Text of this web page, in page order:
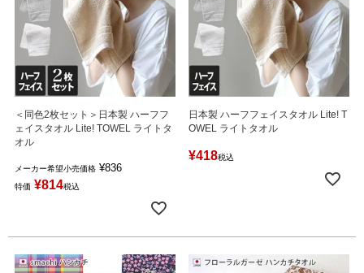
＜同色2枚セット＞日本製 ハーフフ
ェイスタオル Lite! TOWEL ライトタ
オル
メーカー希望小売価格 ¥836
特価 ¥814税込
日本製 ハーフフェイスタオル Lite! T
OWEL ライトタオル
¥418税込